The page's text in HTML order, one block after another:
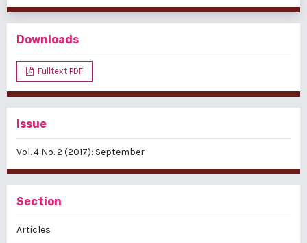
Downloads
Fulltext PDF
Issue
Vol. 4 No. 2 (2017): September
Section
Articles